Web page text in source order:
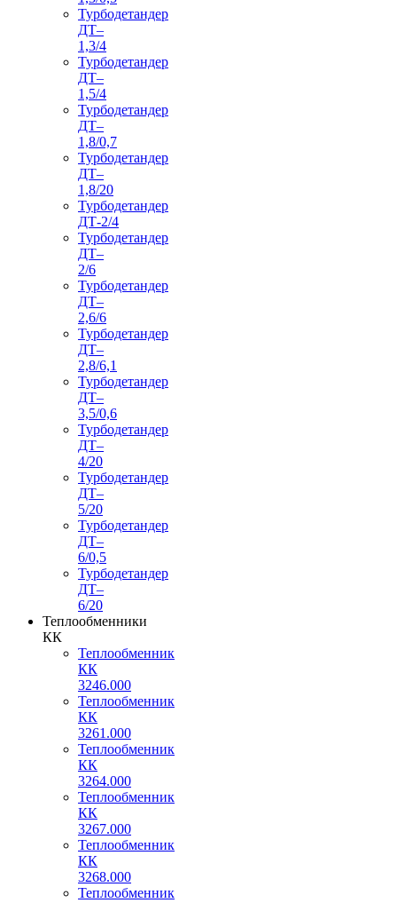
Турбодетандер
ДТ–
1,3/4
Турбодетандер
ДТ–
1,5/4
Турбодетандер
ДТ–
1,8/0,7
Турбодетандер
ДТ–
1,8/20
Турбодетандер
ДТ-2/4
Турбодетандер
ДТ–
2/6
Турбодетандер
ДТ–
2,6/6
Турбодетандер
ДТ–
2,8/6,1
Турбодетандер
ДТ–
3,5/0,6
Турбодетандер
ДТ–
4/20
Турбодетандер
ДТ–
5/20
Турбодетандер
ДТ–
6/0,5
Турбодетандер
ДТ–
6/20
Теплообменники
КК
Теплообменник
КК
3246.000
Теплообменник
КК
3261.000
Теплообменник
КК
3264.000
Теплообменник
КК
3267.000
Теплообменник
КК
3268.000
Теплообменник